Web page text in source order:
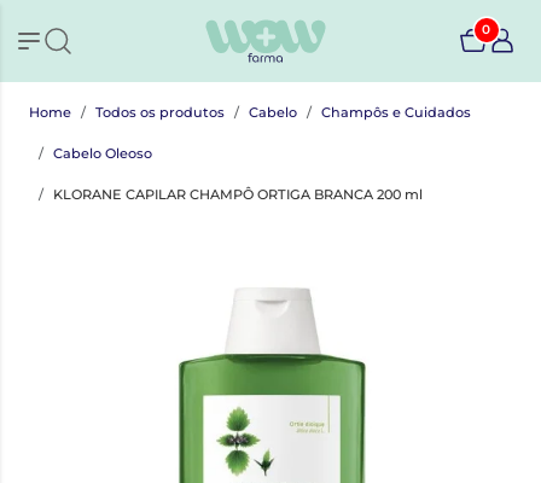
0
Home Todos os produtos Cabelo Champôs e Cuidados
Cabelo Oleoso
KLORANE CAPILAR CHAMPÔ ORTIGA BRANCA 200 ml